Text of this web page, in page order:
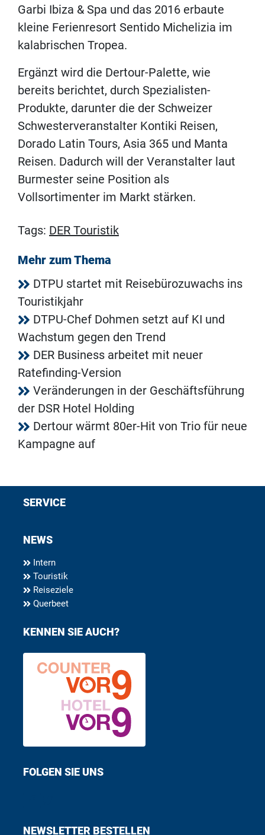
Garbi Ibiza & Spa und das 2016 erbaute
kleine Ferienresort Sentido Michelizia im
kalabrischen Tropea.
Ergänzt wird die Dertour-Palette, wie
bereits berichtet, durch Spezialisten-
Produkte, darunter die der Schweizer
Schwesterveranstalter Kontiki Reisen,
Dorado Latin Tours, Asia 365 und Manta
Reisen. Dadurch will der Veranstalter laut
Burmester seine Position als
Vollsortimenter im Markt stärken.
Tags: DER Touristik
Mehr zum Thema
DTPU startet mit Reisebürozuwachs ins
Touristikjahr
DTPU-Chef Dohmen setzt auf KI und
Wachstum gegen den Trend
DER Business arbeitet mit neuer
Ratefinding-Version
Veränderungen in der Geschäftsführung
der DSR Hotel Holding
Dertour wärmt 80er-Hit von Trio für neue
Kampagne auf
SERVICE
NEWS
Intern
Touristik
Reiseziele
Querbeet
KENNEN SIE AUCH?
FOLGEN SIE UNS
NEWSLETTER BESTELLEN